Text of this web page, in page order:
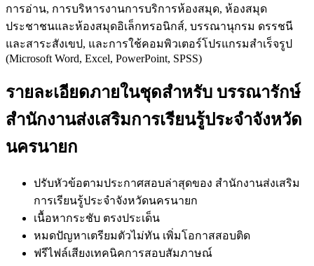
การอ่าน, การบริหารงานการบริการห้องสมุด, ห้องสมุด
ประชาชนและห้องสมุดอิเล็กทรอนิกส์, บรรณานุกรม ดรรชนี
และสาระสังเขป, และการใช้คอมพิวเตอร์โปรแกรมสำเร็จรูป
(Microsoft Word, Excel, PowerPoint, SPSS)
รายละเอียดภายในชุดสำหรับ บรรณารักษ์
สำนักงานส่งเสริมการเรียนรู้ประจำจังหวัด
นครนายก
ปรับหัวข้อตามประกาศสอบล่าสุดของ สำนักงานส่งเสริม
การเรียนรู้ประจำจังหวัดนครนายก
เนื้อหากระชับ ตรงประเด็น
หมดปัญหาเตรียมตัวไม่ทัน เพิ่มโอกาสสอบติด
ฟรีไฟล์เสียงเทคนิคการสอบสัมภาษณ์